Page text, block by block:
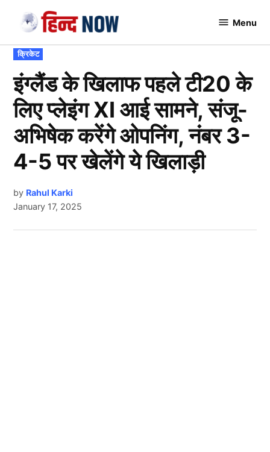
content
Menu
POSTED
IN
क्रिकेट
इंग्लैंड के खिलाफ पहले टी20 के
लिए प्लेइंग XI आई सामने, संजू-
अभिषेक करेंगे ओपनिंग, नंबर 3-
4-5 पर खेलेंगे ये खिलाड़ी
by Rahul Karki
January 17, 2025